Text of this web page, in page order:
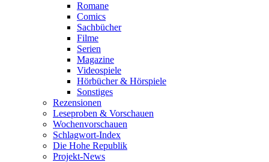
Romane
Comics
Sachbücher
Filme
Serien
Magazine
Videospiele
Hörbücher & Hörspiele
Sonstiges
Rezensionen
Leseproben & Vorschauen
Wochenvorschauen
Schlagwort-Index
Die Hohe Republik
Projekt-News